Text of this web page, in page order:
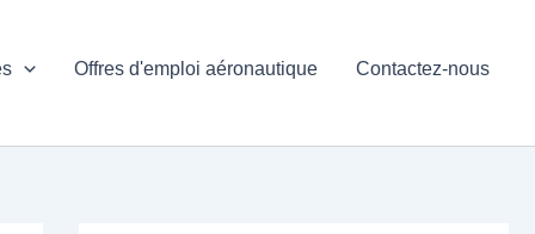
Offres d'emploi aéronautique Contactez-nous